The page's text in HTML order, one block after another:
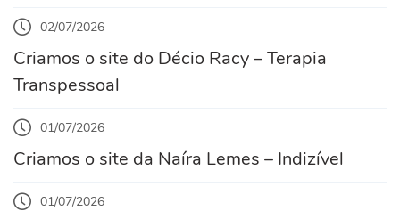
02/07/2026
Criamos o site do Décio Racy – Terapia
Transpessoal
01/07/2026
Criamos o site da Naíra Lemes – Indizível
01/07/2026